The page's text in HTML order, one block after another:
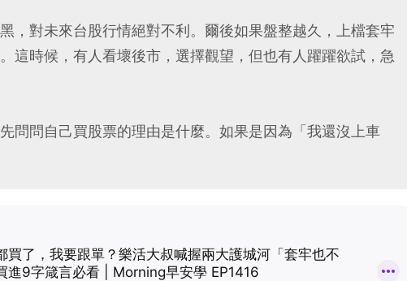
，對未來台股行情絕對不利。爾後如果盤整越久，上檔套牢
這時候，有人看壞後市，選擇觀望，但也有人躍躍欲試，急
問問自己買股票的理由是什麼。如果是因為「我還沒上車